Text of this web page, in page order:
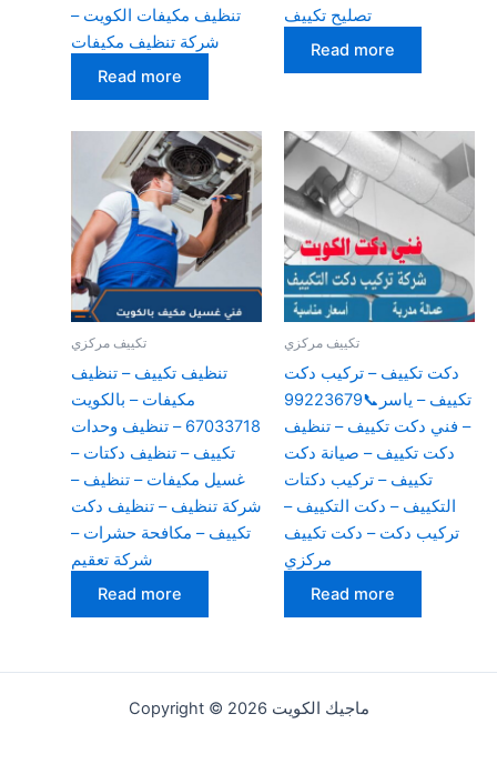
تنظيف مكيفات الكويت –
شركة تنظيف مكيفات
Read more
تصليح تكييف
Read more
تكييف مركزي
تنظيف تكييف – تنظيف
مكيفات – بالكويت
67033718 – تنظيف وحدات
تكييف – تنظيف دكتات –
غسيل مكيفات – تنظيف –
شركة تنظيف – تنظيف دكت
تكييف – مكافحة حشرات –
شركة تعقيم
Read more
تكييف مركزي
دكت تكييف – تركيب دكت
تكييف – ياسر📞99223679
– فني دكت تكييف – تنظيف
دكت تكييف – صيانة دكت
تكييف – تركيب دكتات
التكييف – دكت التكييف –
تركيب دكت – دكت تكييف
مركزي
Read more
Copyright © 2026 ماجيك الكويت